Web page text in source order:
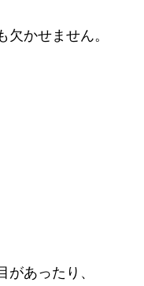
かせません。
あったり、